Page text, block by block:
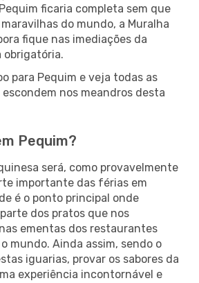
ficaria completa sem que
do mundo, a Muralha
fique nas imediações da
obrigatória.
para Pequim e veja todas as
nos meandros desta
Pequim?
será, como provavelmente
importante das férias em
é o ponto principal onde
dos pratos que nos
ementas dos restaurantes
mundo. Ainda assim, sendo o
iguarias, provar os sabores da
experiência incontornável e